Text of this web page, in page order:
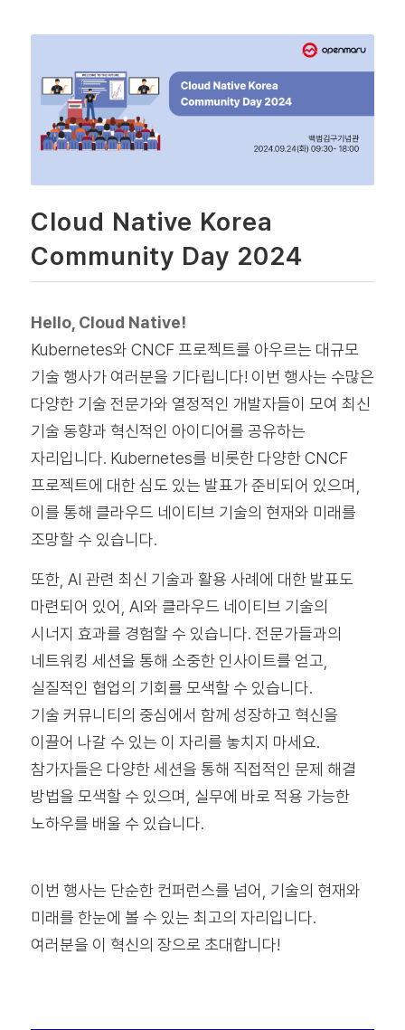
Cloud Native Korea
Community Day 2024
Hello, Cloud Native!
Kubernetes와 CNCF 프로젝트를 아우르는 대규모
기술 행사가 여러분을 기다립니다! 이번 행사는 수많은
다양한 기술 전문가와 열정적인 개발자들이 모여 최신
기술 동향과 혁신적인 아이디어를 공유하는
자리입니다. Kubernetes를 비롯한 다양한 CNCF
프로젝트에 대한 심도 있는 발표가 준비되어 있으며,
이를 통해 클라우드 네이티브 기술의 현재와 미래를
조망할 수 있습니다.
또한, AI 관련 최신 기술과 활용 사례에 대한 발표도
마련되어 있어, AI와 클라우드 네이티브 기술의
시너지 효과를 경험할 수 있습니다. 전문가들과의
네트워킹 세션을 통해 소중한 인사이트를 얻고,
실질적인 협업의 기회를 모색할 수 있습니다.
기술 커뮤니티의 중심에서 함께 성장하고 혁신을
이끌어 나갈 수 있는 이 자리를 놓치지 마세요.
참가자들은 다양한 세션을 통해 직접적인 문제 해결
방법을 모색할 수 있으며, 실무에 바로 적용 가능한
노하우를 배울 수 있습니다.
이번 행사는 단순한 컨퍼런스를 넘어, 기술의 현재와
미래를 한눈에 볼 수 있는 최고의 자리입니다.
여러분을 이 혁신의 장으로 초대합니다!